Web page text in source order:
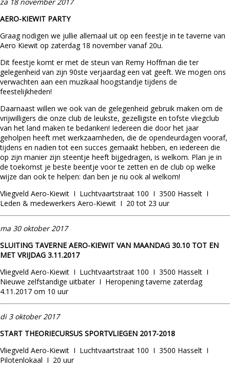
AERO-KIEWIT PARTY
Graag nodigen we jullie allemaal uit op een feestje in te taverne van
Aero Kiewit op zaterdag 18 november vanaf 20u.
Dit feestje komt er met de steun van Remy Hoffman die ter
gelegenheid van zijn 90ste verjaardag een vat geeft. We mogen ons
verwachten aan een muzikaal hoogstandje tijdens de
feestelijkheden!
Daarnaast willen we ook van de gelegenheid gebruik maken om de
vrijwilligers die onze club de leukste, gezelligste en tofste vliegclub
van het land maken te bedanken! Iedereen die door het jaar
geholpen heeft met werkzaamheden, die de opendeurdagen vooraf,
tijdens en nadien tot een succes gemaakt hebben, en iedereen die
op zijn manier zijn steentje heeft bijgedragen, is welkom. Plan je in
de toekomst je beste beentje voor te zetten en de club op welke
wijze dan ook te helpen: dan ben je nu ook al welkom!
Vliegveld Aero-Kiewit I Luchtvaartstraat 100 I 3500 Hasselt I
Leden & medewerkers Aero-Kiewit I 20 tot 23 uur
ma 30 oktober 2017
SLUITING TAVERNE AERO-KIEWIT VAN MAANDAG 30.10 TOT EN
MET VRIJDAG 3.11.2017
Vliegveld Aero-Kiewit I Luchtvaartstraat 100 I 3500 Hasselt I
Nieuwe zelfstandige uitbater I Heropening taverne zaterdag
4.11.2017 om 10 uur
di 3 oktober 2017
START THEORIECURSUS SPORTVLIEGEN 2017-2018
Vliegveld Aero-Kiewit I Luchtvaartstraat 100 I 3500 Hasselt I
Pilotenlokaal I 20 uur